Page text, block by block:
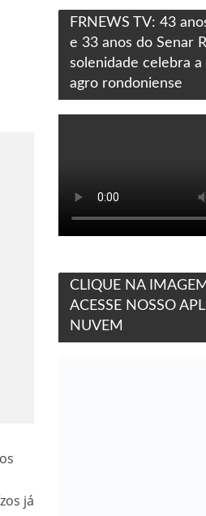
já
FRNEWS TV: 43
e 33 anos do Senar
solenidade celebra
agro rondoniense
CLIQUE NA
ACESSE NOSSO
NUVEM